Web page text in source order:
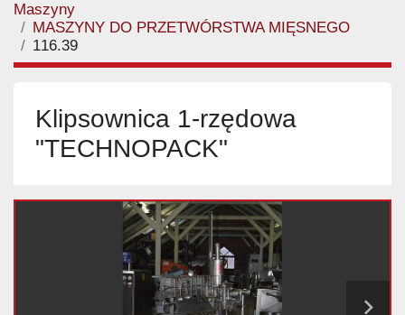
Maszyny
MASZYNY DO PRZETWÓRSTWA MIĘSNEGO
116.39
Klipsownica 1-rzędowa
"TECHNOPACK"